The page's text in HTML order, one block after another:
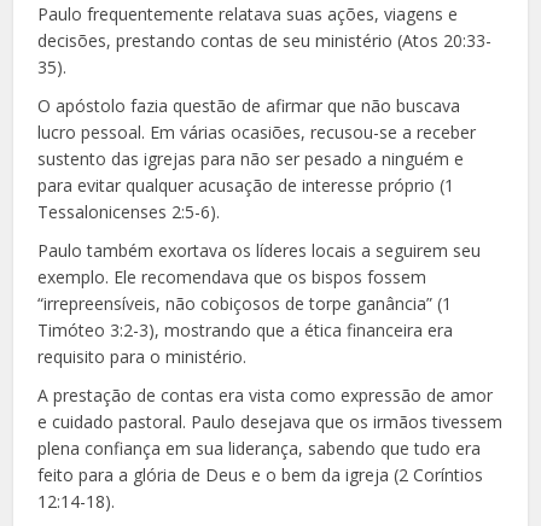
Paulo frequentemente relatava suas ações, viagens e
decisões, prestando contas de seu ministério (Atos 20:33-
35).
O apóstolo fazia questão de afirmar que não buscava
lucro pessoal. Em várias ocasiões, recusou-se a receber
sustento das igrejas para não ser pesado a ninguém e
para evitar qualquer acusação de interesse próprio (1
Tessalonicenses 2:5-6).
Paulo também exortava os líderes locais a seguirem seu
exemplo. Ele recomendava que os bispos fossem
“irrepreensíveis, não cobiçosos de torpe ganância” (1
Timóteo 3:2-3), mostrando que a ética financeira era
requisito para o ministério.
A prestação de contas era vista como expressão de amor
e cuidado pastoral. Paulo desejava que os irmãos tivessem
plena confiança em sua liderança, sabendo que tudo era
feito para a glória de Deus e o bem da igreja (2 Coríntios
12:14-18).